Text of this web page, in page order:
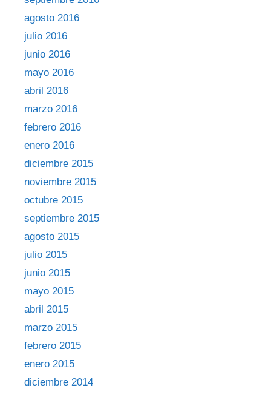
agosto 2016
julio 2016
junio 2016
mayo 2016
abril 2016
marzo 2016
febrero 2016
enero 2016
diciembre 2015
noviembre 2015
octubre 2015
septiembre 2015
agosto 2015
julio 2015
junio 2015
mayo 2015
abril 2015
marzo 2015
febrero 2015
enero 2015
diciembre 2014